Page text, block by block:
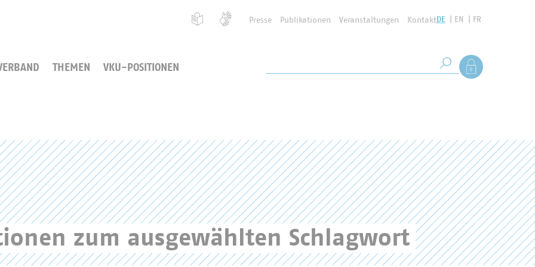
Presse Publikationen Veranstaltungen KontaktDE EN FR
THEMEN VKU-POSITIONEN Suche starten
Als Mitglied
zum ausgewählten Schlagwort